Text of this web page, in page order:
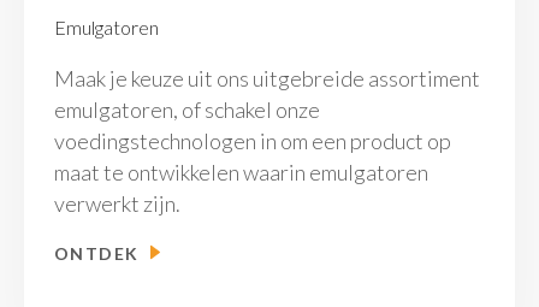
Emulgatoren
Maak je keuze uit ons uitgebreide assortiment
emulgatoren, of schakel onze
voedingstechnologen in om een product op
maat te ontwikkelen waarin emulgatoren
verwerkt zijn.
ONTDEK